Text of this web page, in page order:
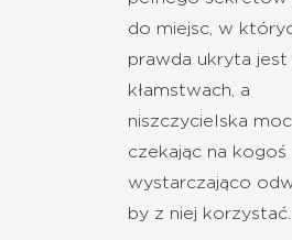
do miejsc, w
prawda ukryta jest
kłamstwach, a
niszczycielska
czekając na kogoś
wystarczająco
by z niej korzystać.